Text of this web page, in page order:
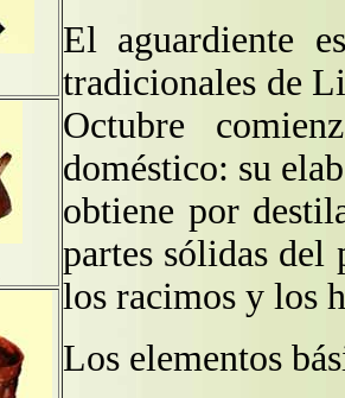
El aguardiente
tradicionales de
Octubre
doméstico: su
obtiene por
partes sólidas del
los racimos y los
Los elementos